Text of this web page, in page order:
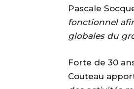
Pascale
fonctionnel
globales du
Forte de 30
Couteau